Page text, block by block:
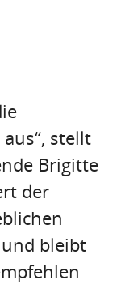
stellt
Brigitte
der
bleibt